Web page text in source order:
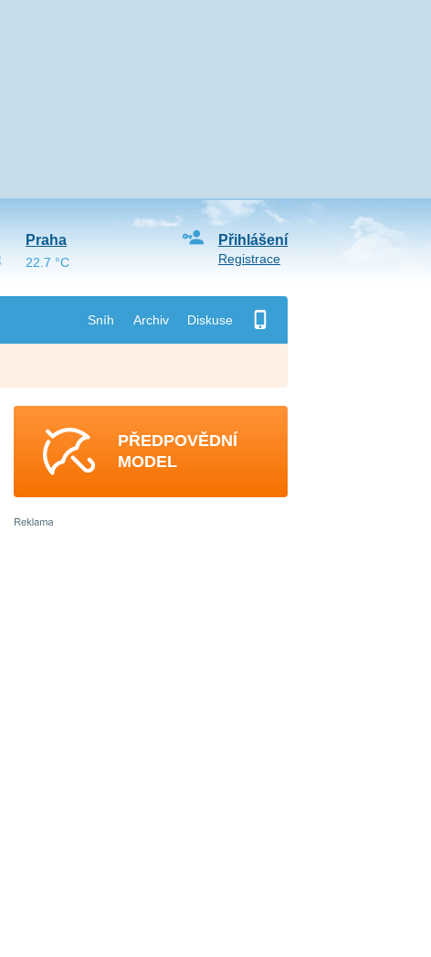
Sníh Archiv Diskuse
Přihlášení
Registrace
Praha
22.7 °C
PŘEDPOVĚDNÍ
MODEL